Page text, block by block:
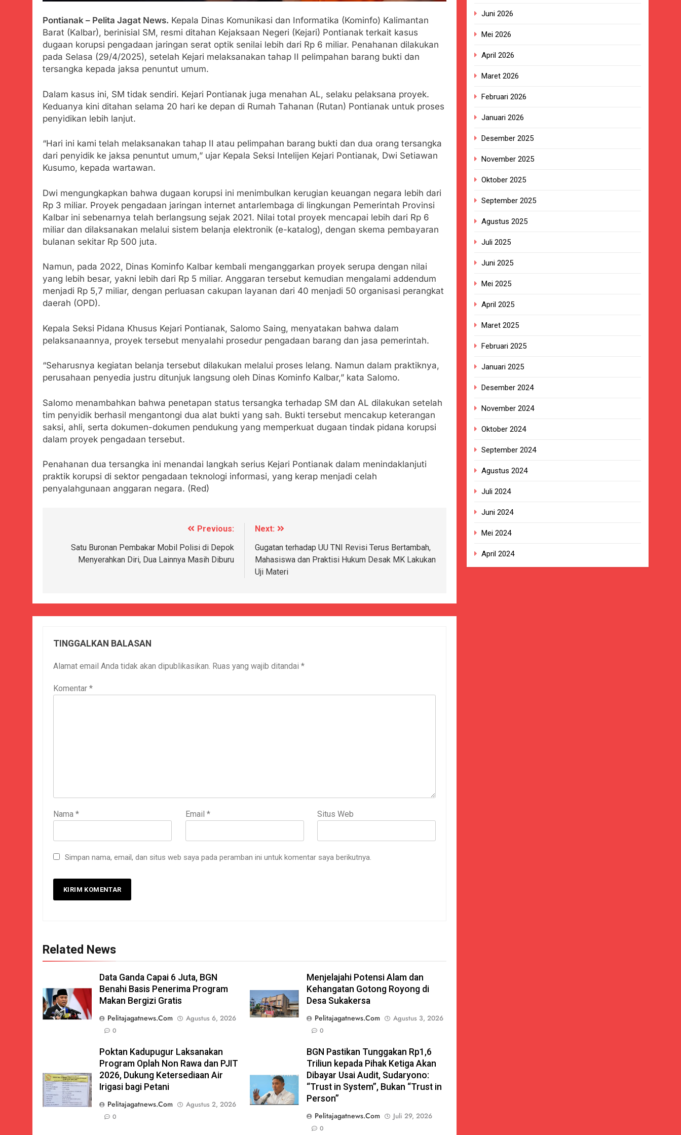
Tunjukan Perhatiannya, Satgas Yonif 310/KK Berikan Bantuan Duka Cita
Juli 20, 2024
Polda Jabar Beberkan Perkembangan Terbaru Kasus Dago Elos
Juli 20, 2024
Kejaksaan Negeri Kab Sukabumi didesak usut Tuntas Dugaan penyelewengan Pengadaan Buku Simi
Juli 19, 2024
Juli 19, 2024
Sambut Tahun Ajaran Baru, Satgas Yonif 310/KK Ajak Pelajar Bersihkan Lingkungan Sekolah
Juli 16, 2024
Aksi Humanis Polri: Kapolsek Kebonpedes Bantu Lansia dengan Kursi Roda, Warga Haru dan Bersyukur
Data Ganda Capai 6 Juta, BGN Benahi Basis Penerima Program Makan Bergizi Gratis
Agustus 6, 2026
Zulhas Pastikan SPPG di Wilayah 3T Tuntas Pekan Ini, Integrasi Data MBG Hampir Rampung
Agustus 6, 2026
Bobby Maulana Pastikan Kawasan Kuliner Ahmad Yani Tetap Bersih, Pemkot Sukabumi Perkuat Penataan Pedagang
Ribuan Warga Padati Peringatan Hari ASI Sedunia di Cibadak, PDIP Tegaskan ASI adalah Investasi Peradaban dan
Upaya Cegah Stunting
Agustus 6, 2026
Wujud Kepedulian Polri, Kapolresta Sumenep Koordinasikan dan Berangkatkan Empat Korban Kebakaran KMP Mutiara
SMA Negeri Nyalindung Sukabumi Diduga Lakukan Pungutan melalui Komite Sekolah, Disorot karena Dinilai
Bertentangan dengan Edaran Disdik Jabar
Ketua Umum FSP Maritim Indonesia Bantah Isu Mogok Nasional TKBM: “Belum Ada Keputusan Resmi”
Agustus 3, 2026
Agustus 3, 2026
Korban Tenggelam di Perairan Giligenting Ditemukan, Polisi Pastikan Penanganan Berjalan Sesuai Prosedur
Agustus 3, 2026
Pontianak – Pelita Jagat News. Kepala Dinas Komunikasi dan Informatika (Kominfo) Kalimantan
Barat (Kalbar), berinisial SM, resmi ditahan Kejaksaan Negeri (Kejari) Pontianak terkait kasus
dugaan korupsi pengadaan jaringan serat optik senilai lebih dari Rp 6 miliar. Penahanan dilakukan
pada Selasa (29/4/2025), setelah Kejari melaksanakan tahap II pelimpahan barang bukti dan
tersangka kepada jaksa penuntut umum.
Dalam kasus ini, SM tidak sendiri. Kejari Pontianak juga menahan AL, selaku pelaksana proyek.
Keduanya kini ditahan selama 20 hari ke depan di Rumah Tahanan (Rutan) Pontianak untuk proses
penyidikan lebih lanjut.
“Hari ini kami telah melaksanakan tahap II atau pelimpahan barang bukti dan dua orang tersangka
dari penyidik ke jaksa penuntut umum,” ujar Kepala Seksi Intelijen Kejari Pontianak, Dwi Setiawan
Kusumo, kepada wartawan.
Dwi mengungkapkan bahwa dugaan korupsi ini menimbulkan kerugian keuangan negara lebih dari
Rp 3 miliar. Proyek pengadaan jaringan internet antarlembaga di lingkungan Pemerintah Provinsi
Kalbar ini sebenarnya telah berlangsung sejak 2021. Nilai total proyek mencapai lebih dari Rp 6
miliar dan dilaksanakan melalui sistem belanja elektronik (e-katalog), dengan skema pembayaran
bulanan sekitar Rp 500 juta.
Namun, pada 2022, Dinas Kominfo Kalbar kembali menganggarkan proyek serupa dengan nilai
yang lebih besar, yakni lebih dari Rp 5 miliar. Anggaran tersebut kemudian mengalami addendum
menjadi Rp 5,7 miliar, dengan perluasan cakupan layanan dari 40 menjadi 50 organisasi perangkat
daerah (OPD).
Kepala Seksi Pidana Khusus Kejari Pontianak, Salomo Saing, menyatakan bahwa dalam
pelaksanaannya, proyek tersebut menyalahi prosedur pengadaan barang dan jasa pemerintah.
“Seharusnya kegiatan belanja tersebut dilakukan melalui proses lelang. Namun dalam praktiknya,
perusahaan penyedia justru ditunjuk langsung oleh Dinas Kominfo Kalbar,” kata Salomo.
Salomo menambahkan bahwa penetapan status tersangka terhadap SM dan AL dilakukan setelah
tim penyidik berhasil mengantongi dua alat bukti yang sah. Bukti tersebut mencakup keterangan
saksi, ahli, serta dokumen-dokumen pendukung yang memperkuat dugaan tindak pidana korupsi
dalam proyek pengadaan tersebut.
Penahanan dua tersangka ini menandai langkah serius Kejari Pontianak dalam menindaklanjuti
praktik korupsi di sektor pengadaan teknologi informasi, yang kerap menjadi celah
penyalahgunaan anggaran negara. (Red)
pos
Previous:
Satu Buronan Pembakar Mobil Polisi di Depok
Menyerahkan Diri, Dua Lainnya Masih Diburu
Next:
Gugatan terhadap UU TNI Revisi Terus Bertambah,
Mahasiswa dan Praktisi Hukum Desak MK Lakukan
Uji Materi
TINGGALKAN BALASAN
Alamat email Anda tidak akan dipublikasikan. Ruas yang wajib ditandai *
Komentar *
Nama * Email * Situs Web
Simpan nama, email, dan situs web saya pada peramban ini untuk komentar saya berikutnya.
Related News
Data Ganda Capai 6 Juta, BGN
Benahi Basis Penerima Program
Makan Bergizi Gratis
Pelitajagatnews.com
Agustus 6, 2026
0
Menjelajahi Potensi Alam dan
Kehangatan Gotong Royong di
Desa Sukakersa
Pelitajagatnews.com
Agustus 3, 2026
0
Poktan Kadupugur Laksanakan
Program Oplah Non Rawa dan PJIT
2026, Dukung Ketersediaan Air
Irigasi bagi Petani
Pelitajagatnews.com
Agustus 2, 2026
0
BGN Pastikan Tunggakan Rp1,6
Triliun kepada Pihak Ketiga Akan
Dibayar Usai Audit, Sudaryono:
“Trust in System”, Bukan “Trust in
Person”
Pelitajagatnews.com
Juli 29, 2026
0
Juni 2026
Mei 2026
April 2026
Maret 2026
Februari 2026
Januari 2026
Desember 2025
November 2025
Oktober 2025
September 2025
Agustus 2025
Juli 2025
Juni 2025
Mei 2025
April 2025
Maret 2025
Februari 2025
Januari 2025
Desember 2024
November 2024
Oktober 2024
September 2024
Agustus 2024
Juli 2024
Juni 2024
Mei 2024
April 2024